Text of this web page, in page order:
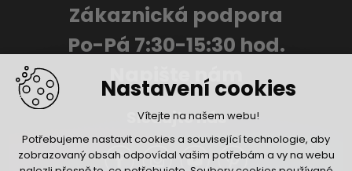
Nastavení cookies
Vítejte na našem webu!
Potřebujeme nastavit cookies a související technologie, aby
zobrazovaný obsah odpovídal vašim potřebám a vy na webu
Zákaznická podpora
Po-Pá 7:30-15:30 hod.
Napište nám
Sledujte nás